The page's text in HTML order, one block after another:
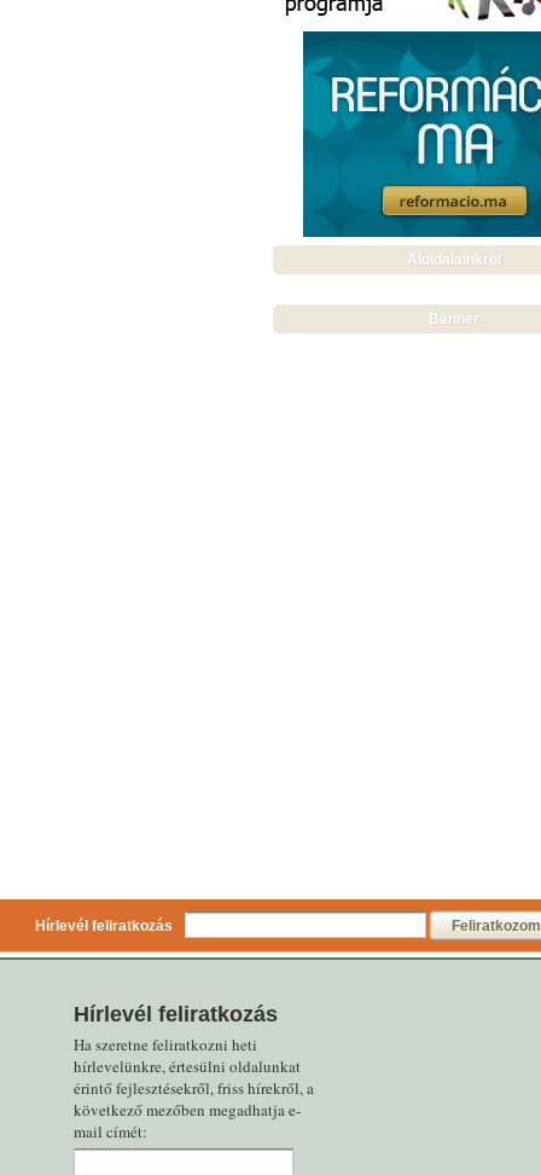
Aloldalainkról
Banner
Hírlevél feliratkozás Feliratkozom
Hírlevél feliratkozás
Ha szeretne feliratkozni heti
hírlevelünkre, értesülni oldalunkat
érintő fejlesztésekről, friss hírekről, a
következő mezőben megadhatja e-
mail címét: